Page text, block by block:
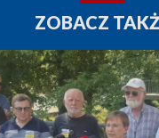
ZOBACZ